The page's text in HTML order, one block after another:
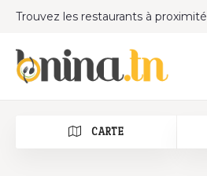
Trouvez les restaurants à proximité
CARTE